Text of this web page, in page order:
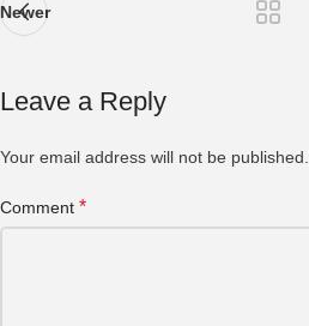
Newer
Leave a Reply
Your email address will not be published.
Comment *